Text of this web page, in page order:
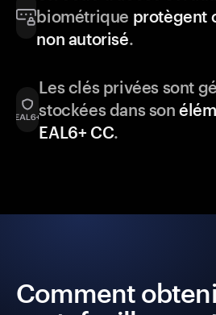
biométrique protègent
non autorisé.
Les clés privées sont
stockées dans son
EAL6+ CC.
Comment